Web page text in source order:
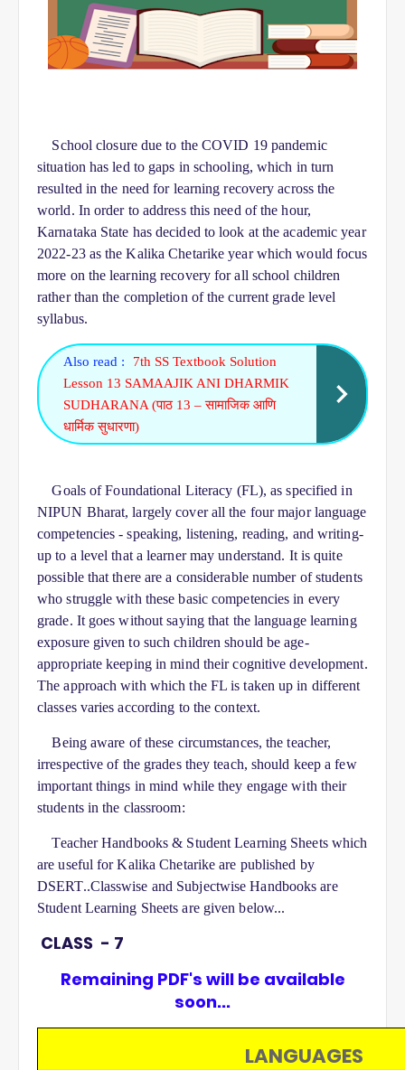
School closure due to the COVID 19 pandemic
situation has led to gaps in schooling, which in turn
resulted in the need for learning recovery across the
world. In order to address this need of the hour,
Karnataka State has decided to look at the academic year
2022-23 as the Kalika Chetarike year which would focus
more on the learning recovery for all school children
rather than the completion of the current grade level
syllabus.
Also read :
7th SS Textbook Solution
Lesson 13 SAMAAJIK ANI DHARMIK
SUDHARANA (पाठ 13 – सामाजिक आणि
धार्मिक सुधारणा)
Goals of Foundational Literacy (FL), as specified in
NIPUN Bharat, largely cover all the four major language
competencies - speaking, listening, reading, and writing-
up to a level that a learner may understand. It is quite
possible that there are a considerable number of students
who struggle with these basic competencies in every
grade. It goes without saying that the language learning
exposure given to such children should be age-
appropriate keeping in mind their cognitive development.
The approach with which the FL is taken up in different
classes varies according to the context.
Being aware of these circumstances, the teacher,
irrespective of the grades they teach, should keep a few
important things in mind while they engage with their
students in the classroom:
Teacher Handbooks & Student Learning Sheets which
are useful for Kalika Chetarike are published by
DSERT..Classwise and Subjectwise Handbooks are
Student Learning Sheets are given below...
CLASS - 7
Remaining PDF's will be available
soon...
LANGUAGES